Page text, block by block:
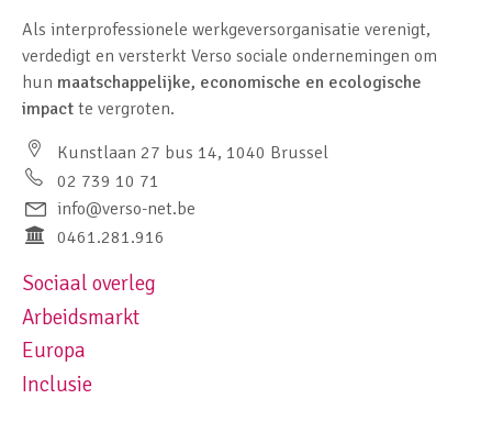
Als interprofessionele werkgeversorganisatie verenigt,
verdedigt en versterkt Verso sociale ondernemingen om
hun maatschappelijke, economische en ecologische
impact te vergroten.
Kunstlaan 27 bus 14, 1040 Brussel
02 739 10 71
info@verso-net.be
0461.281.916
Footer navigation left
Sociaal overleg
Arbeidsmarkt
Europa
Inclusie